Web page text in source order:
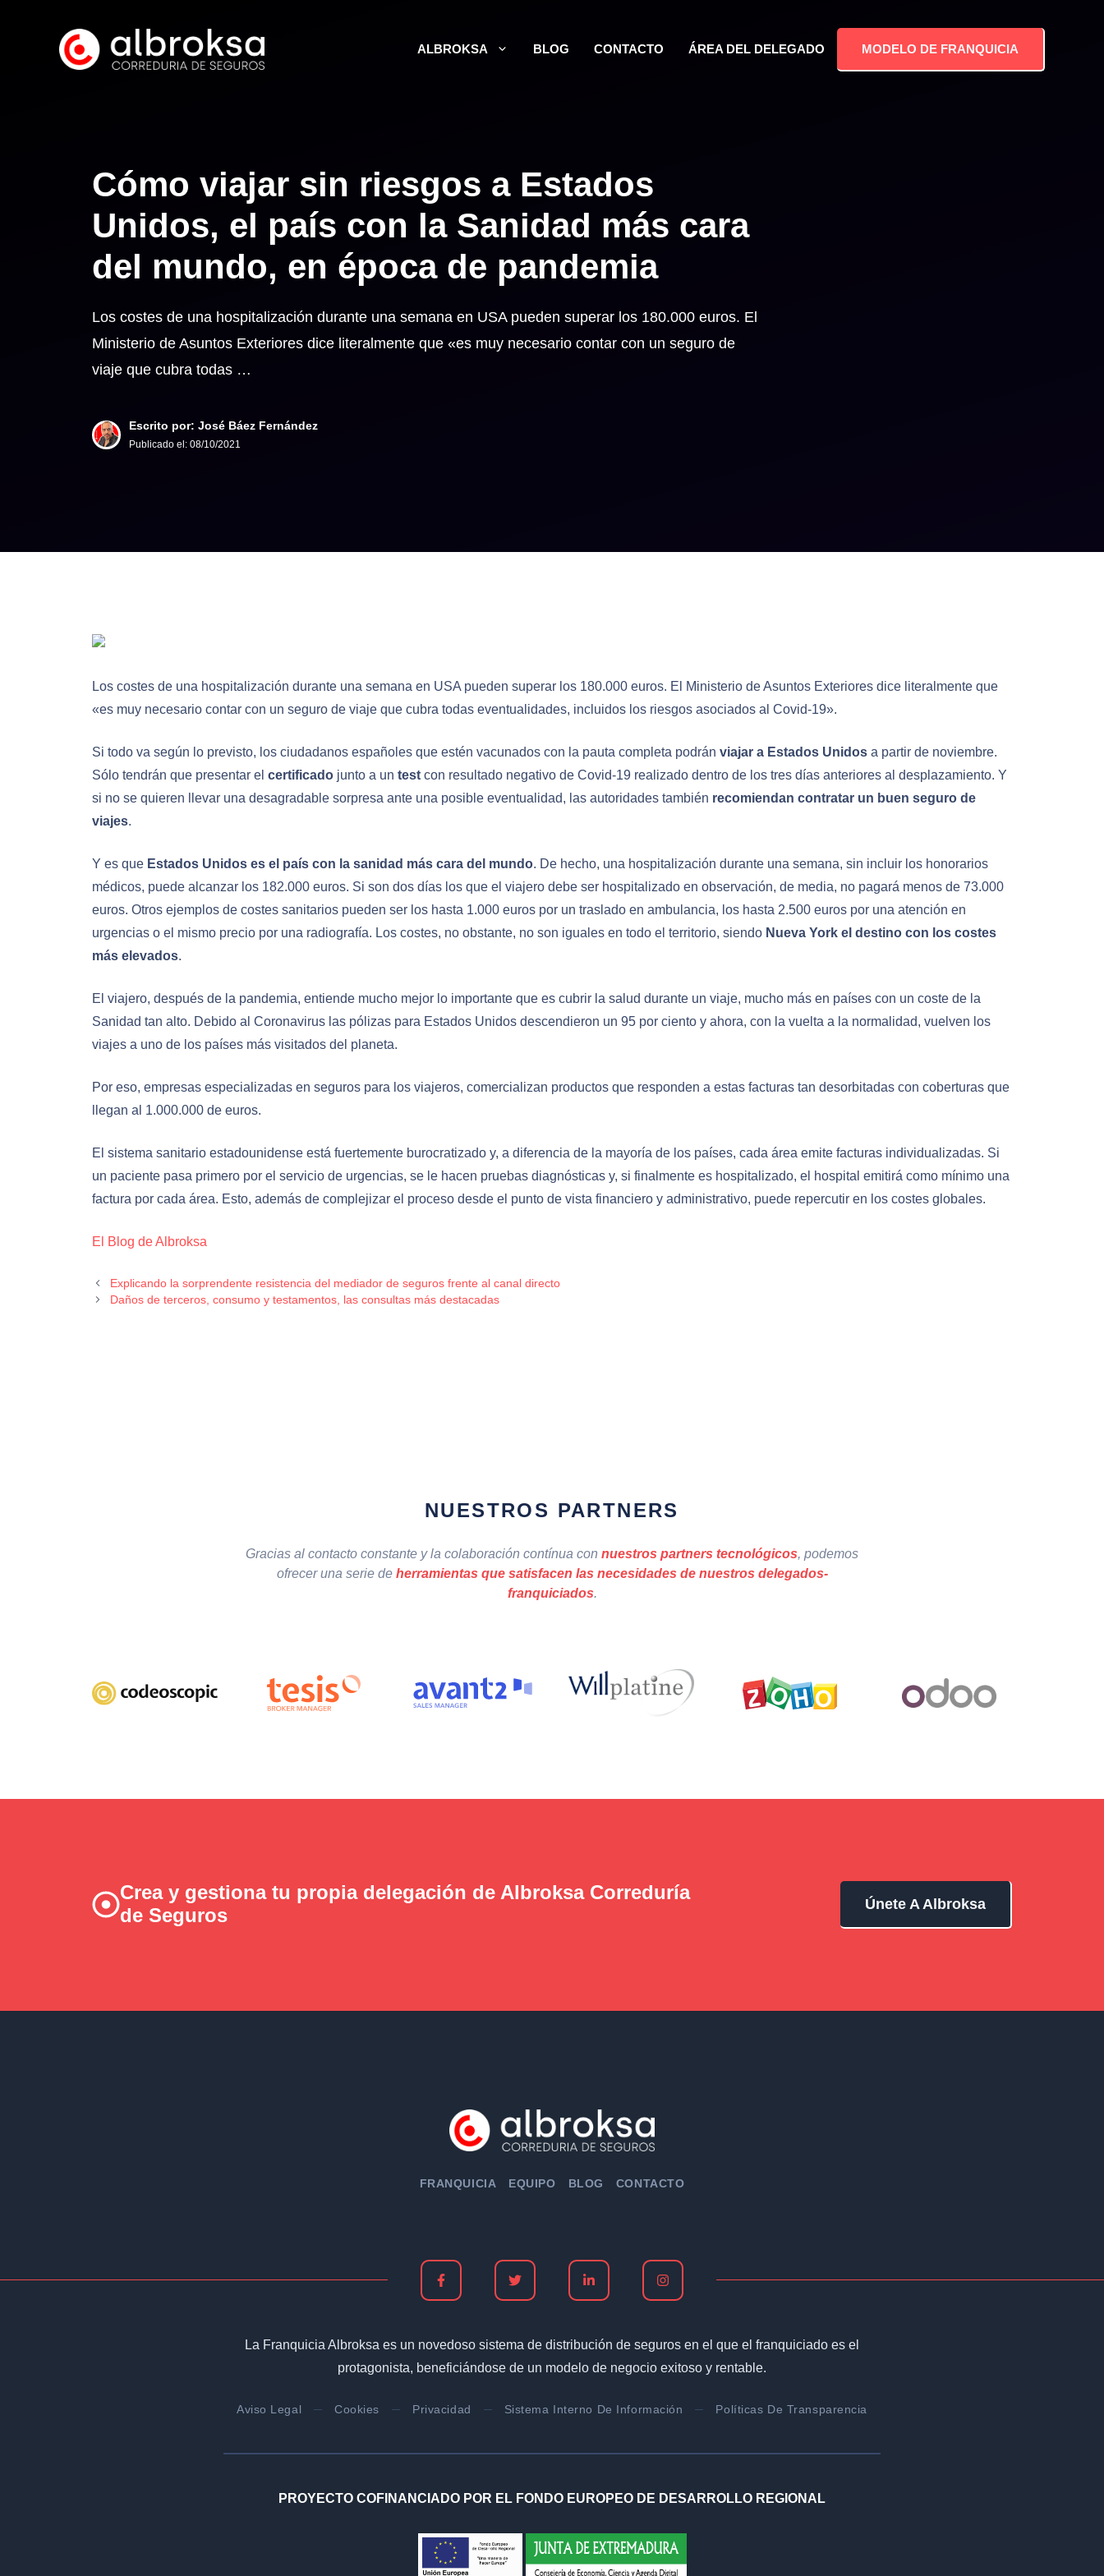
ALBROKSA BLOG CONTACTO ÁREA DEL DELEGADO MODELO DE FRANQUICIA
Cómo viajar sin riesgos a Estados
Unidos, el país con la Sanidad más cara
del mundo, en época de pandemia
Los costes de una hospitalización durante una semana en USA pueden superar los 180.000 euros. El
Ministerio de Asuntos Exteriores dice literalmente que «es muy necesario contar con un seguro de
viaje que cubra todas …
Escrito por: José Báez Fernández
Publicado el: 08/10/2021
Los costes de una hospitalización durante una semana en USA pueden superar los 180.000 euros. El Ministerio de Asuntos Exteriores dice literalmente que
«es muy necesario contar con un seguro de viaje que cubra todas eventualidades, incluidos los riesgos asociados al Covid-19».
Si todo va según lo previsto, los ciudadanos españoles que estén vacunados con la pauta completa podrán viajar a Estados Unidos a partir de noviembre.
Sólo tendrán que presentar el certificado junto a un test con resultado negativo de Covid-19 realizado dentro de los tres días anteriores al desplazamiento. Y
si no se quieren llevar una desagradable sorpresa ante una posible eventualidad, las autoridades también recomiendan contratar un buen seguro de
viajes.
Y es que Estados Unidos es el país con la sanidad más cara del mundo. De hecho, una hospitalización durante una semana, sin incluir los honorarios
médicos, puede alcanzar los 182.000 euros. Si son dos días los que el viajero debe ser hospitalizado en observación, de media, no pagará menos de 73.000
euros. Otros ejemplos de costes sanitarios pueden ser los hasta 1.000 euros por un traslado en ambulancia, los hasta 2.500 euros por una atención en
urgencias o el mismo precio por una radiografía. Los costes, no obstante, no son iguales en todo el territorio, siendo Nueva York el destino con los costes
más elevados.
El viajero, después de la pandemia, entiende mucho mejor lo importante que es cubrir la salud durante un viaje, mucho más en países con un coste de la
Sanidad tan alto. Debido al Coronavirus las pólizas para Estados Unidos descendieron un 95 por ciento y ahora, con la vuelta a la normalidad, vuelven los
viajes a uno de los países más visitados del planeta.
Por eso, empresas especializadas en seguros para los viajeros, comercializan productos que responden a estas facturas tan desorbitadas con coberturas que
llegan al 1.000.000 de euros.
El sistema sanitario estadounidense está fuertemente burocratizado y, a diferencia de la mayoría de los países, cada área emite facturas individualizadas. Si
un paciente pasa primero por el servicio de urgencias, se le hacen pruebas diagnósticas y, si finalmente es hospitalizado, el hospital emitirá como mínimo una
factura por cada área. Esto, además de complejizar el proceso desde el punto de vista financiero y administrativo, puede repercutir en los costes globales.
El Blog de Albroksa
Explicando la sorprendente resistencia del mediador de seguros frente al canal directo
Daños de terceros, consumo y testamentos, las consultas más destacadas
NUESTROS PARTNERS
Gracias al contacto constante y la colaboración contínua con nuestros partners tecnológicos, podemos
ofrecer una serie de herramientas que satisfacen las necesidades de nuestros delegados-
franquiciados.
Crea y gestiona tu propia delegación de Albroksa Correduría
de Seguros
Únete A Albroksa
FRANQUICIA EQUIPO BLOG CONTACTO
La Franquicia Albroksa es un novedoso sistema de distribución de seguros en el que el franquiciado es el
protagonista, beneficiándose de un modelo de negocio exitoso y rentable.
Aviso Legal Cookies Privacidad Sistema Interno De Información Políticas De Transparencia
PROYECTO COFINANCIADO POR EL FONDO EUROPEO DE DESARROLLO REGIONAL